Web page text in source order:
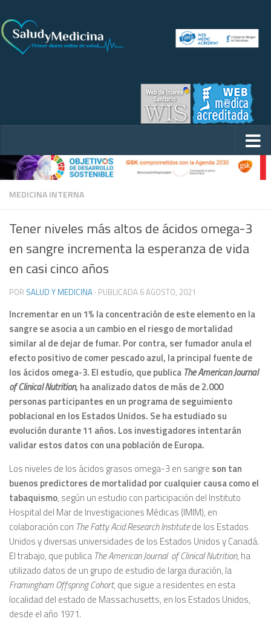
MEDICINA INTERNA
Tener niveles más altos de ácidos omega-3
en sangre incrementa la esperanza de vida
en casi cinco años
POR SALUD Y MEDICINA · PUBLICADA 6 AGOSTO, 2021
Incrementar en un 1% la concentración de este elemento en la
sangre se asocia a un cambio en el riesgo de mortalidad
similar al de dejar de fumar. Por contra, ser fumador anula el
efecto positivo de comer pescado azul, la principal fuente de
los ácidos omega-3. El estudio, que publica The American Journal
of Clinical Nutrition, ha analizado datos de más de 2.000
personas participantes en un programa de seguimiento
poblacional en los Estados Unidos. Se ha estudiado su
evolución durante 11 años. Los investigadores intentarán
validar estos datos con una población de Europa.
Los niveles de los ácidos grasos omega-3 en sangre son tan
buenos predictores de mortalidad por cualquier causa como el
tabaquismo, según un estudio con participación del Instituto
Hospital del Mar de Investigaciones Médicas (IMIM), en
colaboración con The Fatty Acid Research Institutede los Estados
Unidos y diversas universidades de los Estados Unidos y Canadá.
El trabajo, que publica The American Journal of Clinical Nutrition, ha
utilizado datos de un grupo de estudio de larga duración, la
Framingham Offspring Cohort, que sigue a residentes en esta
localidad del estado de Massachusetts, en los Estados Unidos,
desde el año 1971.